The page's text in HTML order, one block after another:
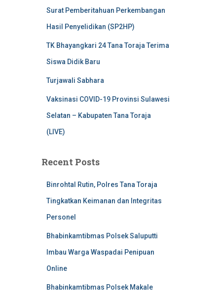
Surat Pemberitahuan Perkembangan
Hasil Penyelidikan (SP2HP)
TK Bhayangkari 24 Tana Toraja Terima
Siswa Didik Baru
Turjawali Sabhara
Vaksinasi COVID-19 Provinsi Sulawesi
Selatan – Kabupaten Tana Toraja
(LIVE)
Recent Posts
Binrohtal Rutin, Polres Tana Toraja
Tingkatkan Keimanan dan Integritas
Personel
Bhabinkamtibmas Polsek Saluputti
Imbau Warga Waspadai Penipuan
Online
Bhabinkamtibmas Polsek Makale